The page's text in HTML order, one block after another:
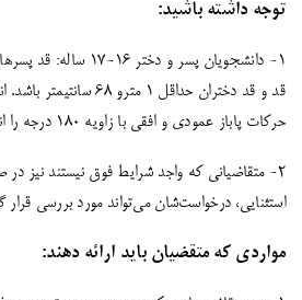
توجه داشته باشید:
قد و قد دختران حداقل ۱ مترو
حرکات پاباز عمودی و افقی با زاویه 180 درجه را انجام دهند.
۲- متقاضیانی که واجد شرایط فوق نیستند نیز
استثنایی، درخواست‌شان می‌تواند مورد بررسی قرار
مواردی که متقضیان باید ارائه دهند: